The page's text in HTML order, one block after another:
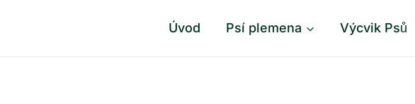
Úvod Psí plemena Výcvik Psů